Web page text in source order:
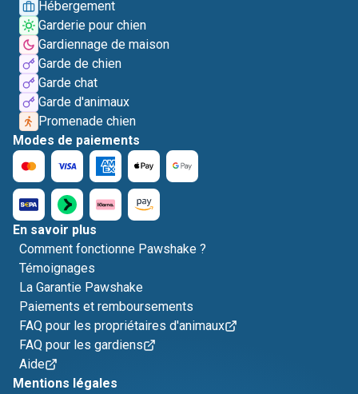
Hébergement
Garderie pour chien
Gardiennage de maison
Garde de chien
Garde chat
Garde d'animaux
Promenade chien
Modes de paiements
En savoir plus
Comment fonctionne Pawshake ?
Témoignages
La Garantie Pawshake
Paiements et remboursements
FAQ pour les propriétaires d'animaux
FAQ pour les gardiens
Aide
Mentions légales